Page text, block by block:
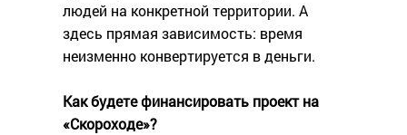
людей на конкретной территории. А
здесь прямая зависимость: время
неизменно конвертируется в деньги.
Как будете финансировать проект на
«Скороходе»?